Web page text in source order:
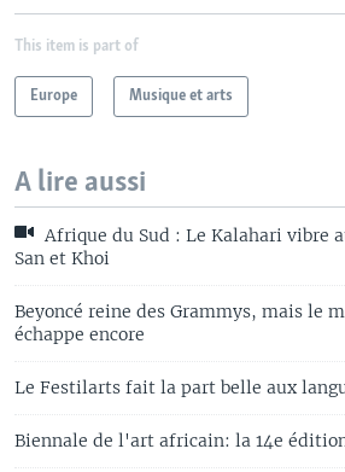
This item is part of
Europe Musique et arts
A lire aussi
Afrique du Sud : Le Kalahari vibre
San et Khoi
Beyoncé reine des Grammys, mais le
échappe encore
Le Festilarts fait la part belle aux
Biennale de l'art africain: la 14e